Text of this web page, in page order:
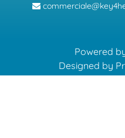
Powered
Designed by